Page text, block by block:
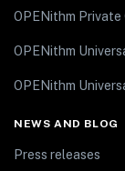
OPENithm Private
OPENithm
OPENithm
NEWS AND BLOG
Press releases